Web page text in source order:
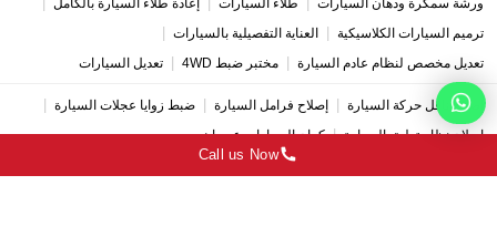
ترميم السيارات الكلاسيكية العناية التفصيلية بالسيارات
تعديل مخصص لنظام عادم السيارة مختبر ضبط 4WD تعديل السيارات
إصلاح ناقل حركة السيارة إصلاح فرامل السيارة ضبط زوايا عجلات السيارة
إصلاح نظام تعليق السيارة | كراج السيارات عجمان
Call us Now